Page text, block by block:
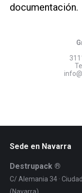
documentación.
Sede en Navarra
Destrupack ®
C/ Alemania 34 ·